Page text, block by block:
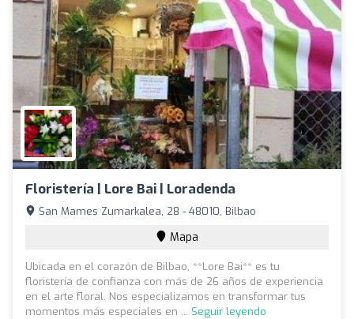
Floristería | Lore Bai | Loradenda
San Mames Zumarkalea, 28 - 48010, Bilbao
Mapa
Ubicada en el corazón de Bilbao, **Lore Bai** es tu
floristería de confianza con más de 26 años de experiencia
en el arte floral. Nos especializamos en transformar tus
momentos más especiales en ... Seguir leyendo